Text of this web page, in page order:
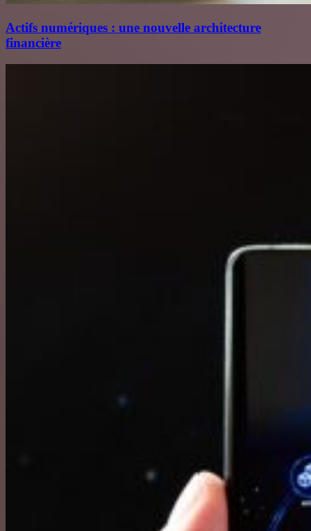
Actifs numériques : une nouvelle architecture
financière